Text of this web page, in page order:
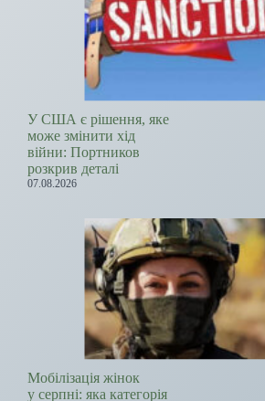
У США є рішення, яке
може змінити хід
війни: Портников
розкрив деталі
07.08.2026
Мобілізація жінок
у серпні: яка категорія